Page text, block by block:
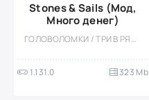
Stones & Sails (Мод,
Много денег)
ГОЛОВОЛОМКИ / ТРИ В РЯД / КАЗУАЛЬНЫЕ / ПО МУЛЬТФИЛЬМАМ / СТИЛИЗАЦИЯ / ОДНОПОЛЬЗОВАТЕЛЬСКИЕ / ОФЛАЙН / МОД / ВСТРОЕННЫЙ КЕШ
1.131.0 323 Mb